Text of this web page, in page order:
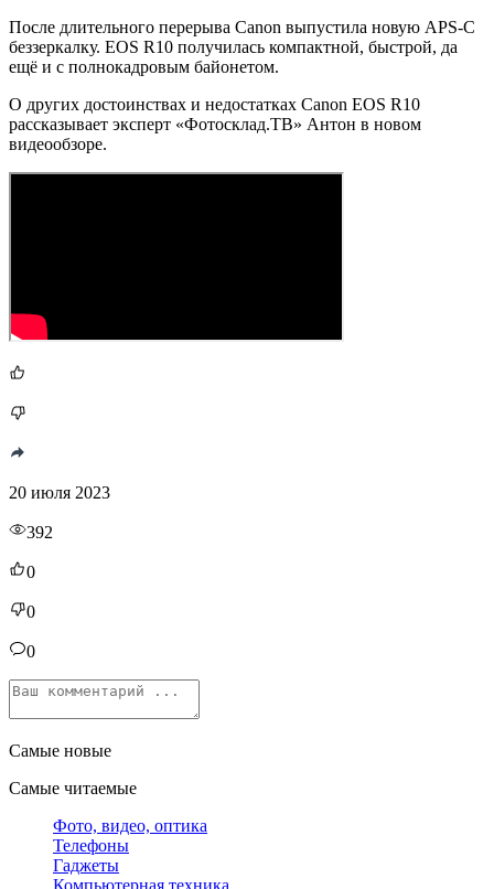
После длительного перерыва Canon выпустила новую APS-C
беззеркалку. EOS R10 получилась компактной, быстрой, да
ещё и с полнокадровым байонетом.
О других достоинствах и недостатках Canon EOS R10
рассказывает эксперт «Фотосклад.ТВ» Антон в новом
видеообзоре.
20 июля 2023
392
0
0
0
Самые новые
Самые читаемые
Фото, видео, оптика
Телефоны
Гаджеты
Компьютерная техника